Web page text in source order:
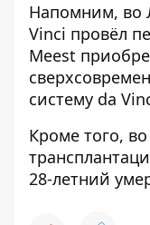
Напомним, во
Vinci провёл
Meest
систему da
Кроме того,
28-летний